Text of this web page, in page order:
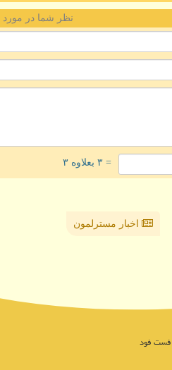
نظر شما در
= ۳ بعلاوه ۳
اخبار مسترلمون
فست فود